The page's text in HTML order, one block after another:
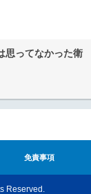
思ってなかった衛
免責事項
Reserved.